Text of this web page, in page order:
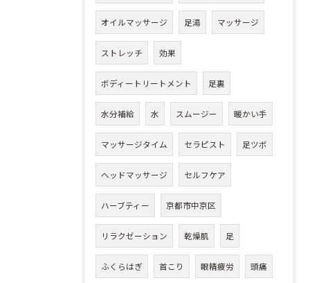
オイルマッサージ 足湯 マッサージ
ストレッチ 効果
ボディートリートメント 足裏
水分補給 水 スムージー 暖かい手
マッサージタイム セラピスト 足ツボ
ヘッドマッサージ セルフケア
ハーブティー 京都市中京区
リラクゼーション 乾燥肌 足
ふくらはぎ 首こり 眼精疲労 頭痛